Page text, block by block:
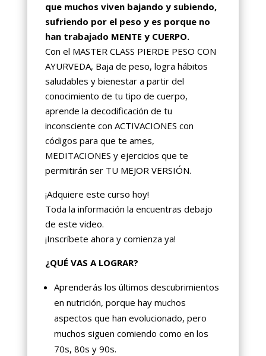
que muchos viven bajando y subiendo,
sufriendo por el peso y es porque no
han trabajado MENTE y CUERPO.
Con el MASTER CLASS PIERDE PESO CON
AYURVEDA, Baja de peso, logra hábitos
saludables y bienestar a partir del
conocimiento de tu tipo de cuerpo,
aprende la decodificación de tu
inconsciente con ACTIVACIONES con
códigos para que te ames,
MEDITACIONES y ejercicios que te
permitirán ser TU MEJOR VERSIÓN.
¡Adquiere este curso hoy!
Toda la información la encuentras debajo
de este video.
¡Inscríbete ahora y comienza ya!
¿QUÉ VAS A LOGRAR?
Aprenderás los últimos descubrimientos
en nutrición, porque hay muchos
aspectos que han evolucionado, pero
muchos siguen comiendo como en los
70s, 80s y 90s.